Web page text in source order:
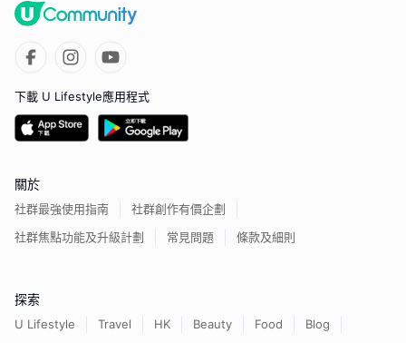
下載 U Lifestyle應用程式
關於
社群最強使用指南
社群創作有價企劃
社群焦點功能及升級計劃
常見問題 條款及細則
探索
U Lifestyle Travel HK Beauty Food
Blog